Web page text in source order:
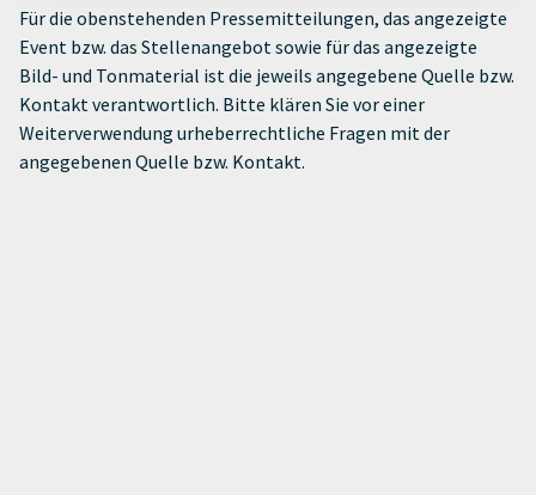
Für die obenstehenden Pressemitteilungen, das angezeigte
Event bzw. das Stellenangebot sowie für das angezeigte
Bild- und Tonmaterial ist die jeweils angegebene Quelle bzw.
Kontakt verantwortlich. Bitte klären Sie vor einer
Weiterverwendung urheberrechtliche Fragen mit der
angegebenen Quelle bzw. Kontakt.